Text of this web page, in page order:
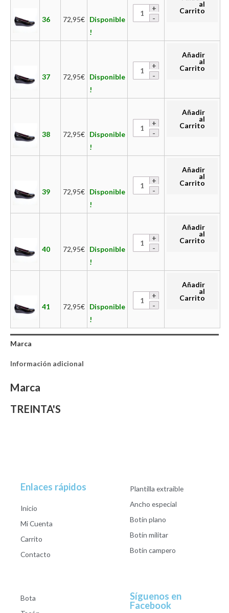
36 72,95€ Disponible
!
al
Carrito
37 72,95€ Disponible
!
Añadir
al
Carrito
38 72,95€ Disponible
!
Añadir
al
Carrito
39 72,95€ Disponible
!
Añadir
al
Carrito
40 72,95€ Disponible
!
Añadir
al
Carrito
41 72,95€ Disponible
!
Añadir
al
Carrito
Marca
Información adicional
Marca
TREINTA'S
Enlaces rápidos
Inicio
Mi Cuenta
Carrito
Contacto
Plantilla extraible
Ancho especial
Botín plano
Botín militar
Botín campero
Bota
Síguenos en
Facebook